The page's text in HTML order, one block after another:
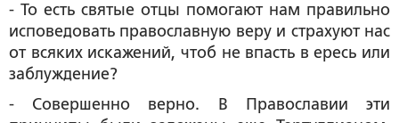
- То есть святые отцы помогают нам правильно
исповедовать православную веру и страхуют нас
от всяких искажений, чтоб не впасть в ересь или
заблуждение?
- Совершенно верно. В Православии эти